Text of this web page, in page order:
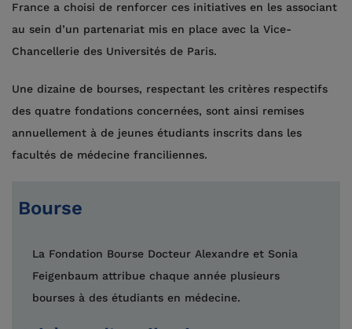
France a choisi de renforcer ces initiatives en les associant
au sein d’un partenariat mis en place avec la Vice-
Chancellerie des Universités de Paris.
Une dizaine de bourses, respectant les critères respectifs
des quatre fondations concernées, sont ainsi remises
annuellement à de jeunes étudiants inscrits dans les
facultés de médecine franciliennes.
Bourse
La Fondation Bourse Docteur Alexandre et Sonia
Feigenbaum attribue chaque année plusieurs
bourses à des étudiants en médecine.